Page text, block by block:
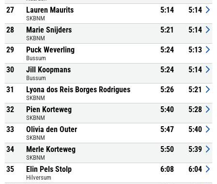
27 Lauren Maurits
SKBNM
5:14 5:14
28 Marie Snijders
SKBNM
5:21 5:14
29 Puck Weverling
Bussum
5:24 5:13
30 Jill Koopmans
Bussum
5:24 5:14
31 Lyona dos Reis Borges Rodrigues
SKBNM
5:26 5:21
32 Pien Korteweg
SKBNM
5:40 5:28
33 Olivia den Outer
SKBNM
5:47 5:40
34 Merle Korteweg
SKBNM
5:50 5:39
35 Elin Pels Stolp
Hilversum
6:08 6:04